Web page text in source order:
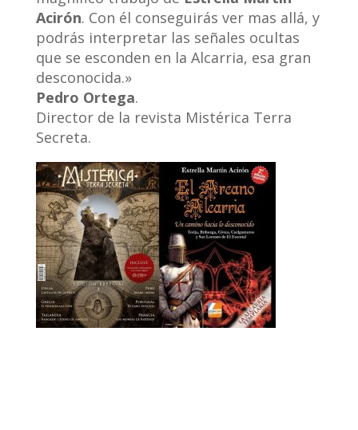
Acirón. Con él conseguirás ver mas allá, y
podrás interpretar las señales ocultas
que se esconden en la Alcarria, esa gran
desconocida.»
Pedro Ortega.
Director de la revista Mistérica Terra
Secreta.